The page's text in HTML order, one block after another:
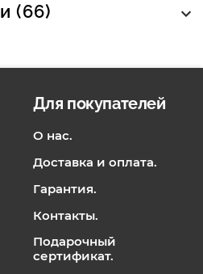
(66)
Для покупателей
О нас.
Доставка и оплата.
Гарантия.
Контакты.
Подарочный
сертификат.